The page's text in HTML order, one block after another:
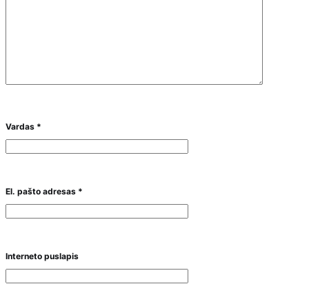
Vardas *
El. pašto adresas *
Interneto puslapis